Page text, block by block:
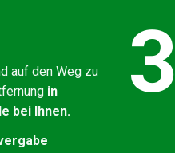
auf den Weg zu
in
bei Ihnen.
3